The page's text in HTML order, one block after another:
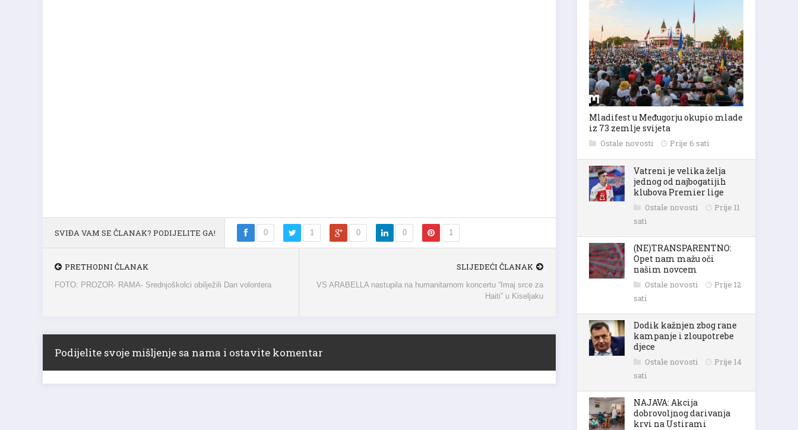
SVIĐA VAM SE ČLANAK? PODIJELITE GA! 0 1 0 0 1
PRETHODNI ČLANAK SLIJEDEĆI ČLANAK
Haiti” u Kiseljaku
Podijelite svoje mišljenje sa nama i ostavite komentar
Mladifest u Međugorju okupio mlade
iz 73 zemlje svijeta
Ostale novosti Prije 6 sati
Vatreni je velika želja
jednog od najbogatijih
klubova Premier lige
Ostale novosti
Prije 11
sati
(NE)TRANSPARENTNO:
Opet nam mažu oči
našim novcem
Ostale novosti
Prije 12
sati
Dodik kažnjen zbog rane
kampanje i zloupotrebe
djece
Ostale novosti
Prije 14
sati
NAJAVA: Akcija
dobrovoljnog darivanja
krvi na Ustirami